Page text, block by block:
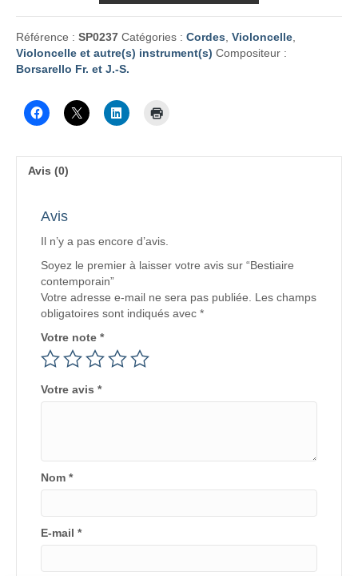
Référence : SP0237 Catégories : Cordes, Violoncelle,
Violoncelle et autre(s) instrument(s) Compositeur :
Borsarello Fr. et J.-S.
Avis (0)
Avis
Il n’y a pas encore d’avis.
Soyez le premier à laisser votre avis sur “Bestiaire
contemporain”
Votre adresse e-mail ne sera pas publiée. Les champs
obligatoires sont indiqués avec *
Votre note *
Votre avis *
Nom *
E-mail *